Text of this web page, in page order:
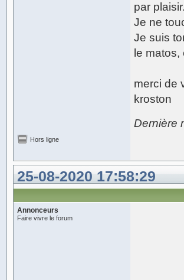
par
Je ne
Je suis
le
merci de
kroston
Dernière
Hors ligne
25-08-2020 17:58:29
Annonceurs
Faire vivre le forum